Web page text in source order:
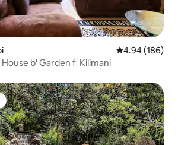
Rating medju
4.94 (186)
b' Garden f' Kilimani